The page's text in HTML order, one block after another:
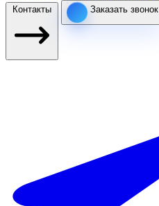
Контакты Заказать звонок